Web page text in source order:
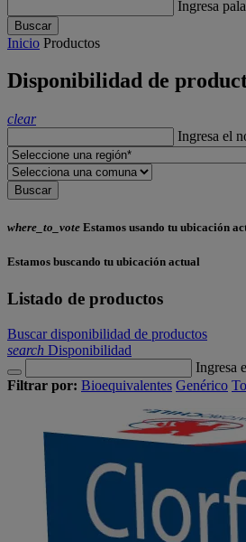
Ingresa
Buscar
Inicio Productos
Disponibilidad de
clear
Ingresa el
Buscar
where_to_vote Estamos usando tu ubicación
Estamos buscando tu ubicación actual
Listado de productos
Buscar disponibilidad de productos
search Disponibilidad
Ingresa
Filtrar por: Bioequivalentes Genérico